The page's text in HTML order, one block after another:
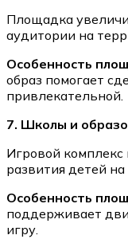
Площадка
аудитории на
Особенность
образ помогает
привлекательной.
7. Школы и
Игровой
развития детей
Особенность
поддерживает
игру.